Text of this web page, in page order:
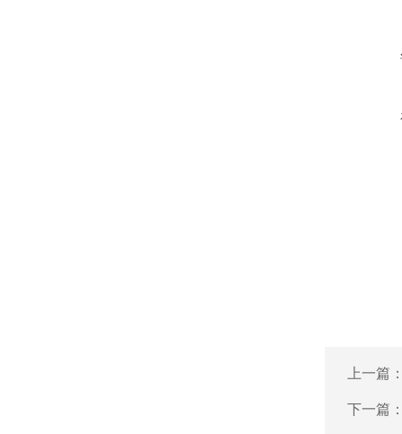
上一篇
下一篇